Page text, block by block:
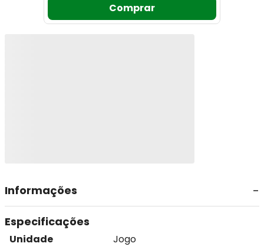
Comprar
Informações
Especificações
Unidade
Jogo